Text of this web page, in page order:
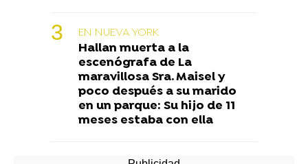
EN NUEVA YORK
Hallan muerta a la
escenógrafa de La
maravillosa Sra. Maisel y
poco después a su marido
en un parque: Su hijo de 11
meses estaba con ella